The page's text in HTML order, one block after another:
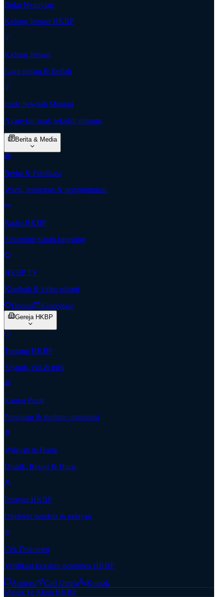
Buku Nyanyian
Kidung Jemaat HKBP
Kidung Jemaat
Lagu pujian & ibadah
Ende Sekolah Minggu
Nyanyian anak sekolah minggu
Berita & Media
Berita & Publikasi
Warta, renungan & pengumuman
Radio HKBP
Streaming siaran langsung
HKBP TV
Khotbah & video rohani
Donasi Kolportase
Gereja HKBP
Tentang HKBP
Sejarah, visi & misi
Kantor Pusat
Pimpinan & struktur organisasi
Wilayah & Huria
Distrik, Resort & Huria
Pelayan HKBP
Direktori pendeta & pelayan
Cek Dokumen
Verifikasi keaslian dokumen HKBP
Aspirasi Cari Gereja
Kontak
Masuk ke Akun HKBP